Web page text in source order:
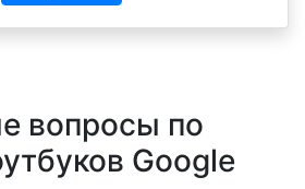
вопросы по
Google